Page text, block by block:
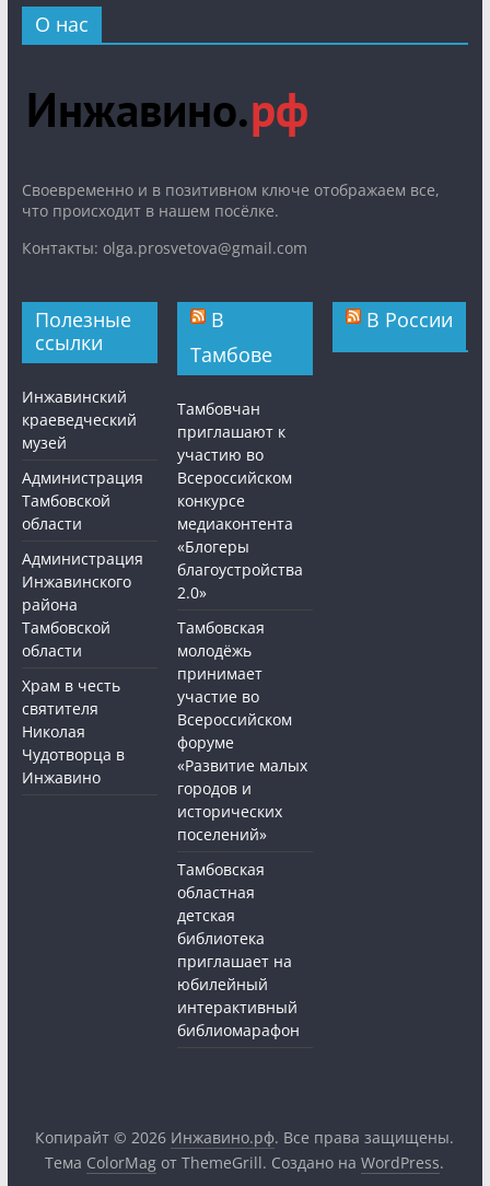
О нас
Cвоевременно и в позитивном ключе отображаем все,
что происходит в нашем посёлке.
Контакты: olga.prosvetova@gmail.com
Полезные
ссылки
Инжавинский
краеведческий
музей
Администрация
Тамбовской
области
Администрация
Инжавинского
района
Тамбовской
области
Храм в честь
святителя
Николая
Чудотворца в
Инжавино
В
Тамбове
Тамбовчан
приглашают к
участию во
Всероссийском
конкурсе
медиаконтента
«Блогеры
благоустройства
2.0»
Тамбовская
молодёжь
принимает
участие во
Всероссийском
форуме
«Развитие малых
городов и
исторических
поселений»
Тамбовская
областная
детская
библиотека
приглашает на
юбилейный
интерактивный
библиомарафон
В России
Копирайт © 2026 Инжавино.рф. Все права защищены.
Тема ColorMag от ThemeGrill. Создано наWordPress.